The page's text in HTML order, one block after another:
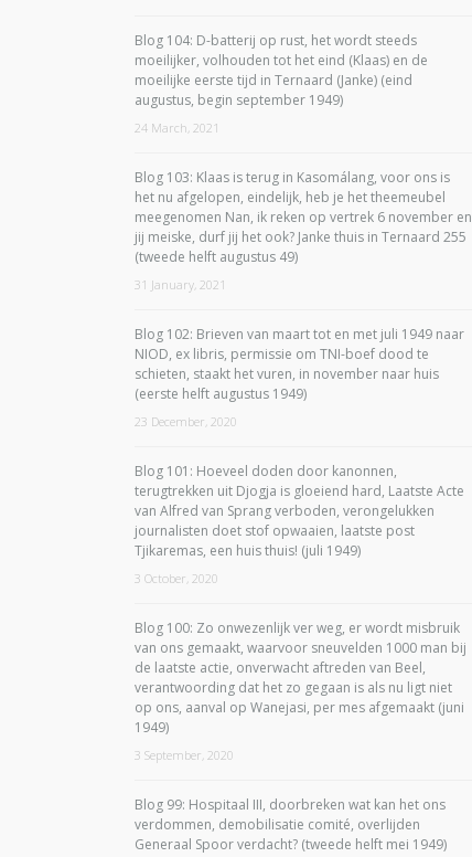
Blog 104: D-batterij op rust, het wordt steeds
moeilijker, volhouden tot het eind (Klaas) en de
moeilijke eerste tijd in Ternaard (Janke) (eind
augustus, begin september 1949)
24 March, 2021
Blog 103: Klaas is terug in Kasomálang, voor ons is
het nu afgelopen, eindelijk, heb je het theemeubel
meegenomen Nan, ik reken op vertrek 6 november en
jij meiske, durf jij het ook? Janke thuis in Ternaard 255
(tweede helft augustus 49)
31 January, 2021
Blog 102: Brieven van maart tot en met juli 1949 naar
NIOD, ex libris, permissie om TNI-boef dood te
schieten, staakt het vuren, in november naar huis
(eerste helft augustus 1949)
23 December, 2020
Blog 101: Hoeveel doden door kanonnen,
terugtrekken uit Djogja is gloeiend hard, Laatste Acte
van Alfred van Sprang verboden, verongelukken
journalisten doet stof opwaaien, laatste post
Tjikaremas, een huis thuis! (juli 1949)
3 October, 2020
Blog 100: Zo onwezenlijk ver weg, er wordt misbruik
van ons gemaakt, waarvoor sneuvelden 1000 man bij
de laatste actie, onverwacht aftreden van Beel,
verantwoording dat het zo gegaan is als nu ligt niet
op ons, aanval op Wanejasi, per mes afgemaakt (juni
1949)
3 September, 2020
Blog 99: Hospitaal III, doorbreken wat kan het ons
verdommen, demobilisatie comité, overlijden
Generaal Spoor verdacht? (tweede helft mei 1949)